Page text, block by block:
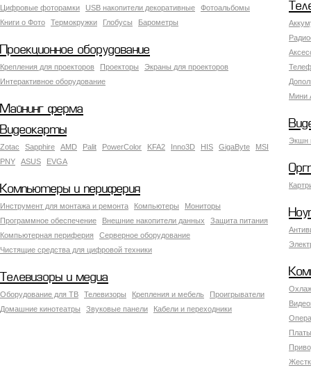
Цифровые фоторамки USB накопители декоративные
Фотоальбомы
Книги о Фото
Термокружки Глобусы Барометры
Мини
Проекционное оборудование
Крепления для проекторов Проекторы
Экраны для проекторов
Интерактивное оборудование
Майнинг ферма
Экшн
Видеокарты
Zotac Sapphire AMD Palit PowerColor KFA2 Inno3D HIS GigaByte
MSI
PNY
ASUS EVGA
Компьютеры и периферия
Инструмент для монтажа и ремонта Компьютеры
Мониторы
Программное обеспечение
Внешние накопители данных
Защита питания
Компьютерная периферия
Серверное оборудование
Чистящие средства для цифровой техники
Телевизоры и медиа
Оборудование для ТВ Телевизоры Крепления и мебель
Проигрыватели
Домашние кинотеатры
Звуковые панели Кабели и переходники